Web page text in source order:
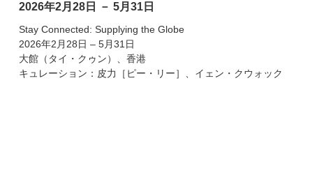
2026年2月28日 － 5月31日
Stay Connected: Supplying the Globe
2026年2月28日 – 5月31日
大館（タイ・クゥン）、香港
キュレーション：皮力［ピー・リー］、イェン・クウォック